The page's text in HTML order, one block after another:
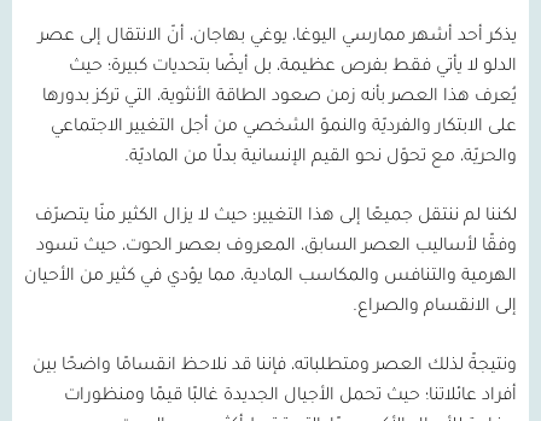
يذكر أحد أشهر ممارسي اليوغا، يوغي بهاجان، أنّ الانتقال إلى عصر
الدلو لا يأتي فقط بفرص عظيمة، بل أيضًا بتحديات كبيرة؛ حيث
يُعرف هذا العصر بأنه زمن صعود الطاقة الأنثوية، التي تركز بدورها
على الابتكار والفرديّة والنموّ الشخصي من أجل التغيير الاجتماعي
والحريّة، مع تحوّل نحو القيم الإنسانية بدلًا من الماديّة.
لكننا لم ننتقل جميعًا إلى هذا التغيير؛ حيث لا يزال الكثير منّا يتصرّف
وفقًا لأساليب العصر السابق، المعروف بعصر الحوت، حيث تسود
الهرمية والتنافس والمكاسب المادية، مما يؤدي في كثير من الأحيان
إلى الانقسام والصراع.
ونتيجةً لذلك العصر ومتطلباته، فإننا قد نلاحظ انقسامًا واضحًا بين
أفراد عائلاتنا؛ حيث تحمل الأجيال الجديدة غالبًا قيمًا ومنظورات